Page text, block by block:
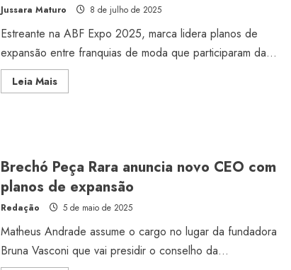
Jussara Maturo 8 de julho de 2025
Estreante na ABF Expo 2025, marca lidera planos de
expansão entre franquias de moda que participaram da...
Leia MaisRead
more
até
o
fim
de
Brechó Peça Rara anuncia novo CEO com
planos de expansão
Redação 5 de maio de 2025
Matheus Andrade assume o cargo no lugar da fundadora
Bruna Vasconi que vai presidir o conselho da...